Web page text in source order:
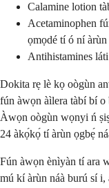
Calamine lotion
Acetaminophen
ọmọdé tí ó ní àrùn
Antihistamines
Dokita rẹ lè kọ oògùn
fún àwọn àìlera tàbí bí o
Àwọn oògùn wọnyi ń
24 àkọ́kọ́ tí àrùn ọgbẹ́
Fún àwọn ènìyàn tí ara
mú kí àrùn náà burú sí